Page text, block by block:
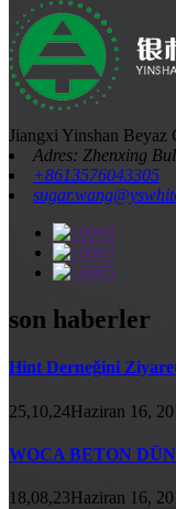
Jiangxi Yinshan Beyaz
Adres: Zhenxing
+8613576043305
son haberler
Hint Derneğini
25,10,24Haziran 16,
WOCA BETON
18,08,23Haziran 16,